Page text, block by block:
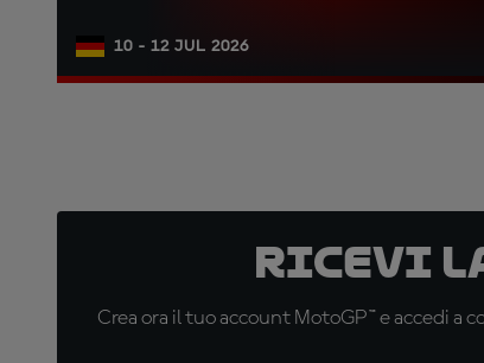
10 - 12 JUL 2026
Ricevi
Crea ora il tuo account MotoGP™ e accedi